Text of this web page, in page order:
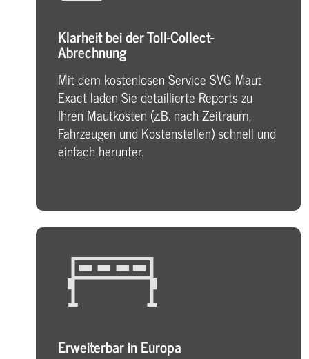
Klarheit bei der Toll-Collect-
Abrechnung
Mit dem kostenlosen Service SVG Maut
Exact laden Sie detaillierte Reports zu
Ihren Mautkosten (z.B. nach Zeitraum,
Fahrzeugen und Kostenstellen) schnell und
einfach herunter.
Erweiterbar in Europa